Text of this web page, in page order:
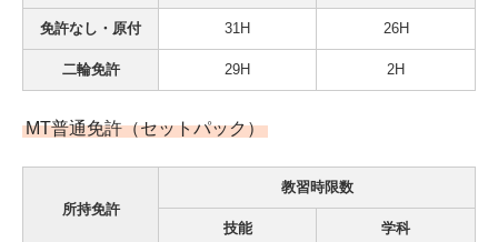
免許なし・原付 31H 26H
二輪免許 29H 2H
MT普通免許（セットパック）
所持免許
教習時限数
技能 学科